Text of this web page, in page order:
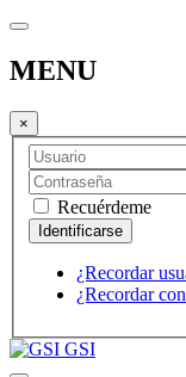
MENU
×
Recuérdeme
¿Recordar
¿Recordar
GSI